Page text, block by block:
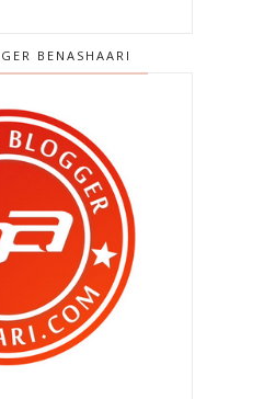
(303)
(418)
(390)
#1:5
, apa pulak ?
sorang ...
BENASHAARI